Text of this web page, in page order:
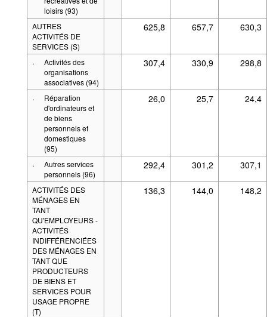
loisirs (93)
AUTRES
ACTIVITÉS DE
SERVICES (S)
625,8 657,7 630,3
·
Activités des
organisations
associatives (94)
307,4 330,9 298,8
·
Réparation
d'ordinateurs et
de biens
personnels et
domestiques
(95)
26,0 25,7 24,4
·
Autres services
personnels (96)
292,4 301,2 307,1
ACTIVITÉS DES
MÉNAGES EN
TANT
QU'EMPLOYEURS -
ACTIVITÉS
INDIFFÉRENCIÉES
DES MÉNAGES EN
TANT QUE
PRODUCTEURS
DE BIENS ET
SERVICES POUR
USAGE PROPRE
(T)
136,3 144,0 148,2